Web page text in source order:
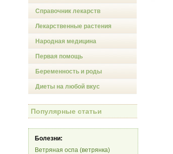
Справочник лекарств
Лекарственные растения
Народная медицина
Первая помощь
Беременность и роды
Диеты на любой вкус
Популярные статьи
Болезни:
Ветряная оспа (ветрянка)